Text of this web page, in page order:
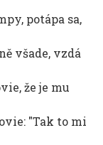
potápa sa,
všade, vzdá
že je mu
"Tak to mi